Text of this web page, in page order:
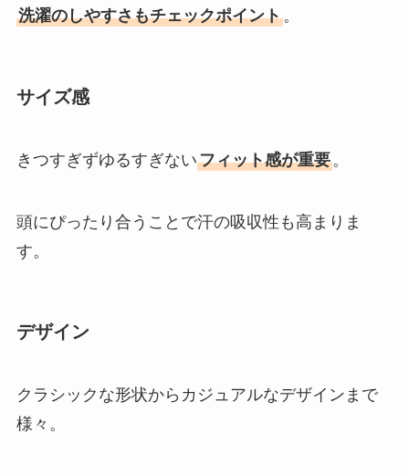
洗濯のしやすさもチェックポイント。
サイズ感
きつすぎずゆるすぎないフィット感が重要。
頭にぴったり合うことで汗の吸収性も高まりま
す。
デザイン
クラシックな形状からカジュアルなデザインまで
様々。